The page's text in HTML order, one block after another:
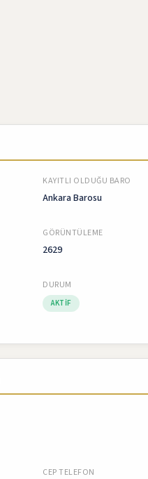
KAYITLI OLDUĞU BARO
Ankara Barosu
GÖRÜNTÜLEME
2629
DURUM
AKTIF
CEP TELEFON